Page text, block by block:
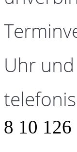
Uhr
8 10 126